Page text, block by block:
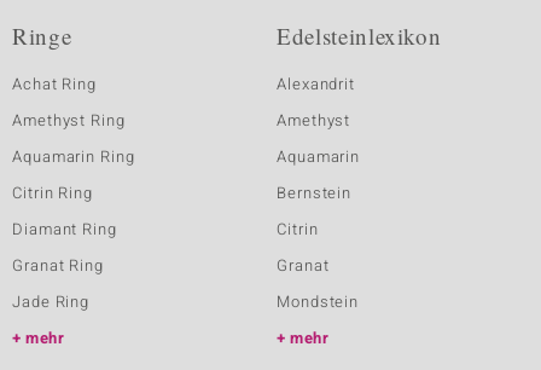
Ringe
Achat Ring
Amethyst Ring
Aquamarin Ring
Citrin Ring
Diamant Ring
Granat Ring
Jade Ring
mehr
Edelsteinlexikon
Alexandrit
Amethyst
Aquamarin
Bernstein
Citrin
Granat
Mondstein
mehr